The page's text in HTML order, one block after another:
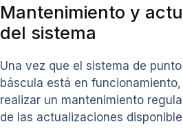
Mantenimiento y
del sistema
Una vez que el sistema de
báscula está en
realizar un mantenimiento
de las actualizaciones